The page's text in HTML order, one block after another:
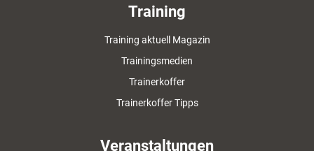
Training
Training aktuell Magazin
Trainingsmedien
Trainerkoffer
Trainerkoffer Tipps
Veranstaltungen